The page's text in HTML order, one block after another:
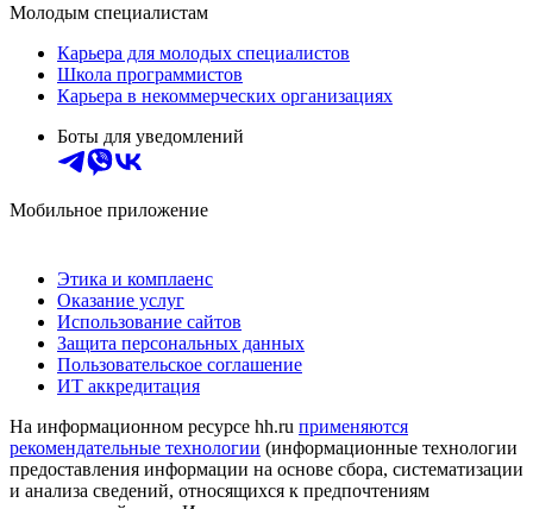
Молодым специалистам
Карьера для молодых специалистов
Школа программистов
Карьера в некоммерческих организациях
Боты для уведомлений
Мобильное приложение
Этика и комплаенс
Оказание услуг
Использование сайтов
Защита персональных данных
Пользовательское соглашение
ИТ аккредитация
На информационном ресурсе hh.ru применяются
рекомендательные технологии (информационные технологии
предоставления информации на основе сбора, систематизации
и анализа сведений, относящихся к предпочтениям